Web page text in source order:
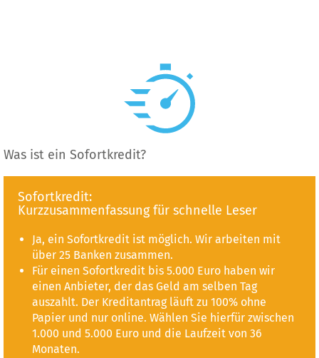
Was ist ein Sofortkredit?
Sofortkredit:
Kurzzusammenfassung für schnelle Leser
Ja, ein Sofortkredit ist möglich. Wir arbeiten mit
über 25 Banken zusammen.
Für einen Sofortkredit bis 5.000 Euro haben wir
einen Anbieter, der das Geld am selben Tag
auszahlt. Der Kreditantrag läuft zu 100% ohne
Papier und nur online. Wählen Sie hierfür zwischen
1.000 und 5.000 Euro und die Laufzeit von 36
Monaten.